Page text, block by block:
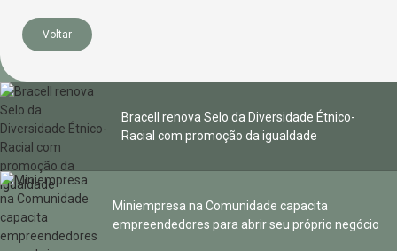
Voltar
Bracell renova Selo da Diversidade Étnico-
Racial com promoção da igualdade
Miniempresa na Comunidade capacita
empreendedores para abrir seu próprio negócio